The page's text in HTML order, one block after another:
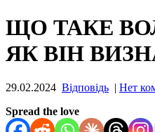
ЩО ТАКЕ
ЯК ВІН
29.02.2024 Відповідь | Нет
Spread the love